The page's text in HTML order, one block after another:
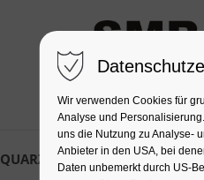
QUARZKOMPOSITSTEIN
Wir verwenden Cookies für
Analyse und
uns die Nutzung zu Analyse-
Anbieter in den USA, bei
Daten unbemerkt durch US-